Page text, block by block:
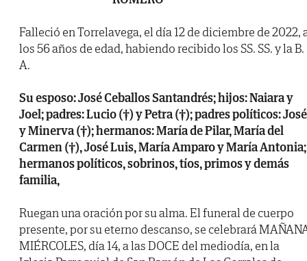
Falleció en Torrelavega, el día 12 de diciembre de 2022,
los 56 años de edad, habiendo recibido los SS. SS. y la B.
A.
Su esposo: José Ceballos Santandrés; hijos: Naiara y
Joel; padres: Lucio (†) y Petra (†); padres políticos: José
y Minerva (†); hermanos: María de Pilar, María del
Carmen (†), José Luis, María Amparo y María Antonia;
hermanos políticos, sobrinos, tíos, primos y demás
familia,
Ruegan una oración por su alma. El funeral de cuerpo
presente, por su eterno descanso, se celebrará
MIÉRCOLES, día 14, a las DOCE del mediodía, en la